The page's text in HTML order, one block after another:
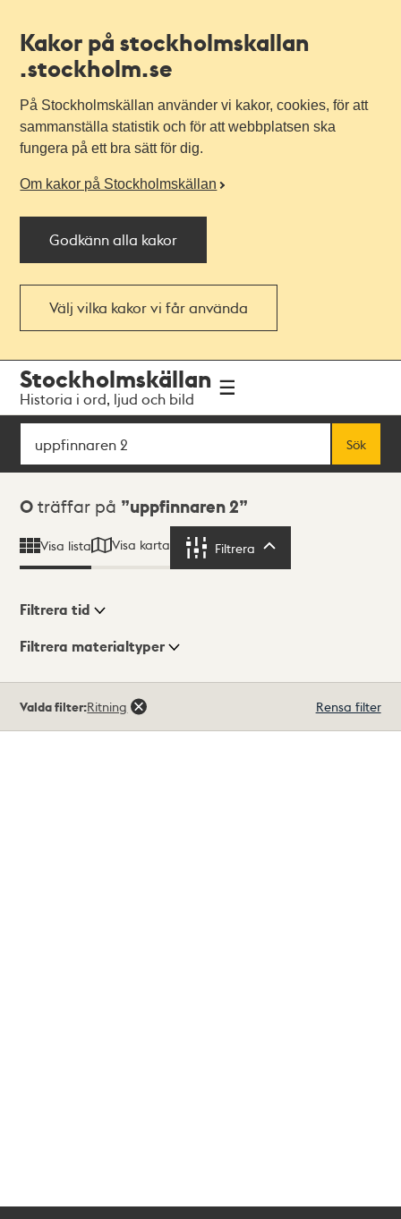
Kakor på stockholmskallan
.stockholm.se
På Stockholmskällan använder vi kakor, cookies, för att
sammanställa statistik och för att webbplatsen ska
fungera på ett bra sätt för dig.
Om kakor på Stockholmskällan
Godkänn alla kakor
Välj vilka kakor vi får använda
navigationen
huvudinnehållet
Stockholmskällan
Historia i ord, ljud och bild
Sök
Sök
Sökresultat
0 träffar på uppfinnaren 2
Visa lista Visa karta Filtrera
Visningsläge
Filtrera tid
Filtrera materialtyper
träffar
Valda filter:Ritning Rensa filter